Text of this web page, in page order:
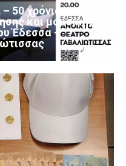
50 χρόνια
και μουσικής
Έδεσσα –